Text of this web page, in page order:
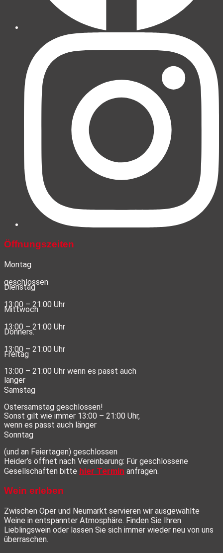
Öffnungszeiten
Montag
geschlossen
Dienstag
13:00 – 21:00 Uhr
Mittwoch
13:00 – 21:00 Uhr
Donners.
13:00 – 21:00 Uhr
Freitag
13:00 – 21:00 Uhr wenn es passt auch
länger
Samstag
Ostersamstag geschlossen!
Sonst gilt wie immer 13:00 – 21:00 Uhr,
wenn es passt auch länger
Sonntag
(und an Feiertagen) geschlossen
Heider’s öffnet nach Vereinbarung: Für geschlossene
Gesellschaften bitte hier Termin anfragen.
Wein erleben
Zwischen Oper und Neumarkt servieren wir ausgewählte
Weine in entspannter Atmosphäre. Finden Sie Ihren
Lieblingswein oder lassen Sie sich immer wieder neu von uns
überraschen.